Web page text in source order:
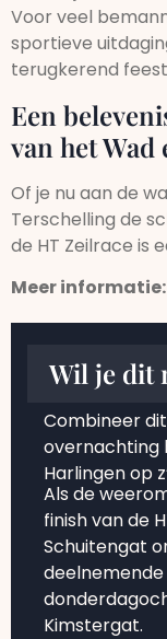
Voor veel
sportieve
terugkerend
Een
van het Wad
Of je nu aan de
Terschelling de
de HT Zeilrace is
Meer informatie:
Wil je dit
Combineer
overnachting
Harlingen op
Als de
finish van de
Schuitengat
Kimstergat.